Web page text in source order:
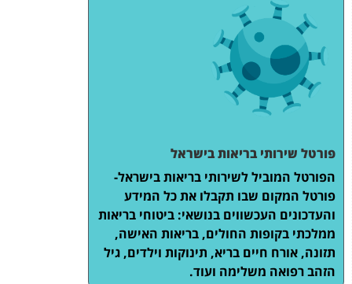
פורטל שירותי בריאות בישראל
הפורטל המוביל לשירותי בריאות בישראל-
פורטל המקום שבו תקבלו את כל המידע
והעדכונים העכשווים בנושאי: ביטוחי בריאות
ממלכתי בקופות החולים, בריאות האישה,
תזונה, אורח חיים בריא, תינוקות וילדים, גיל
הזהב רפואה משלימה ועוד.